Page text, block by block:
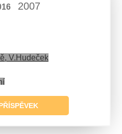
2007
V.Hudeček